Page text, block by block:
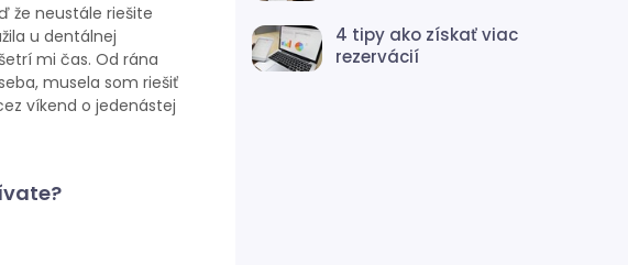
že neustále riešite
u dentálnej
mi čas. Od rána
musela som riešiť
víkend o jedenástej
4 tipy ako získať viac
rezervácií